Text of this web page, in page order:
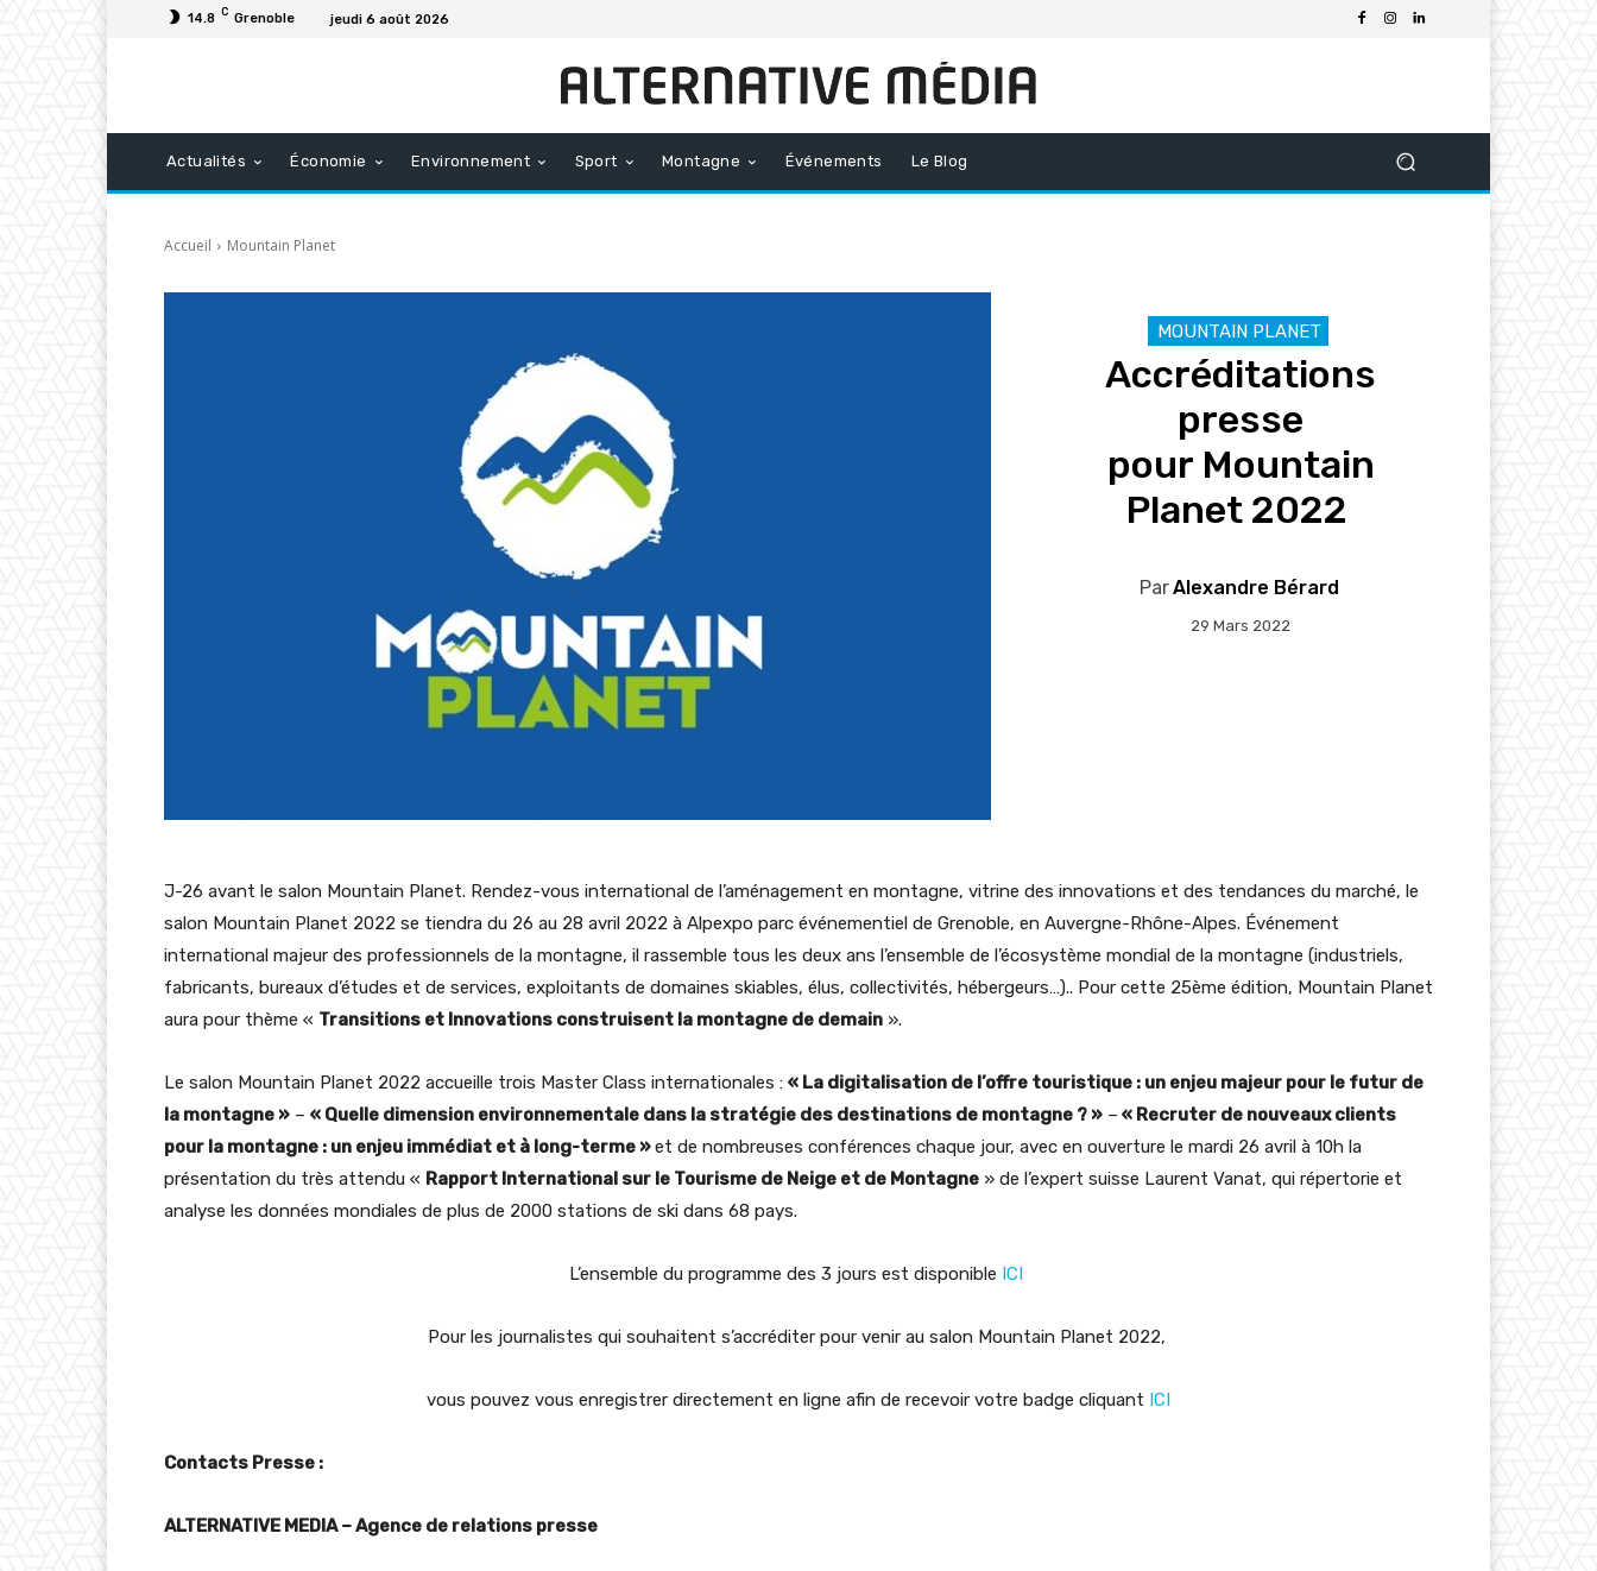
14.8 C Grenoble jeudi 6 août 2026
Actualités Économie Environnement Sport Montagne Événements Le Blog
Accueil Mountain Planet
MOUNTAIN PLANET
Accréditations
presse
pour Mountain
Planet 2022
ParAlexandre Bérard
29 Mars 2022
J-26 avant le salon Mountain Planet. Rendez-vous international de l’aménagement en montagne, vitrine des innovations et des tendances du marché, le
salon Mountain Planet 2022 se tiendra du 26 au 28 avril 2022 à Alpexpo parc événementiel de Grenoble, en Auvergne-Rhône-Alpes. Événement
international majeur des professionnels de la montagne, il rassemble tous les deux ans l’ensemble de l’écosystème mondial de la montagne (industriels,
fabricants, bureaux d’études et de services, exploitants de domaines skiables, élus, collectivités, hébergeurs…).. Pour cette 25ème édition, Mountain Planet
aura pour thème « Transitions et Innovations construisent la montagne de demain ».
Le salon Mountain Planet 2022 accueille trois Master Class internationales : « La digitalisation de l’offre touristique : un enjeu majeur pour le futur de
la montagne » – « Quelle dimension environnementale dans la stratégie des destinations de montagne ? » – « Recruter de nouveaux clients
pour la montagne : un enjeu immédiat et à long-terme »et de nombreuses conférences chaque jour, avec en ouverture le mardi 26 avril à 10h la
présentation du très attendu « Rapport International sur le Tourisme de Neige et de Montagne » de l’expert suisse Laurent Vanat, qui répertorie et
analyse les données mondiales de plus de 2000 stations de ski dans 68 pays.
L’ensemble du programme des 3 jours est disponible ICI
Pour les journalistes qui souhaitent s’accréditer pour venir au salon Mountain Planet 2022,
vous pouvez vous enregistrer directement en ligne afin de recevoir votre badge cliquant ICI
Contacts Presse :
ALTERNATIVE MEDIA – Agence de relations presse